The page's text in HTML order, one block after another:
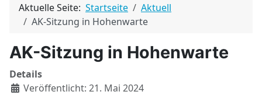
Aktuelle Seite: Startseite
Aktuell
AK-Sitzung in Hohenwarte
AK-Sitzung in Hohenwarte
Details
Veröffentlicht: 21. Mai 2024